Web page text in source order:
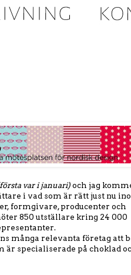
var i januari)och jag
i vad som är rätt just nu
formgivare, producenter och
850 utställare kring 24 000
många relevanta företag att
är specialiserade på choklad